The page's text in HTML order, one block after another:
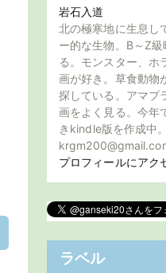
岩石入道
北の極寒地に生息し
ー的な生物。B～Z
る。モンスター、ホ
画が好き。草食動物
探している。アマプ
画をよく見る。今年
きkindle版を作成中。
プロフィールにアク
ラベル